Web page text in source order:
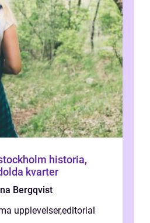
historia,
kvarter
Bergqvist
upplevelser,editorial